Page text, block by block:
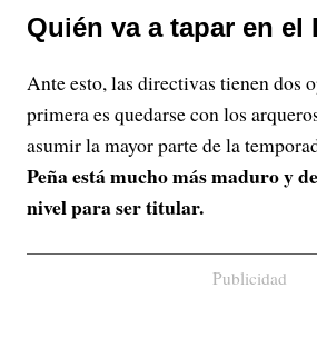
Quién va a tapar en el
Ante esto, las directivas tienen dos
primera es quedarse con los
asumir la mayor parte de la
Peña está mucho más maduro y
nivel para ser titular.
Publicidad